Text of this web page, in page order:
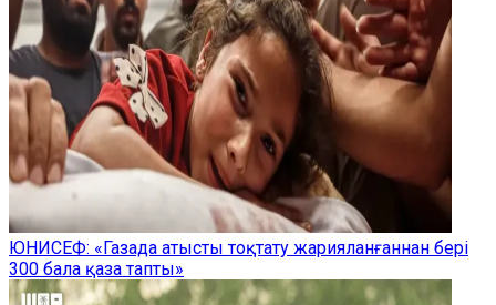
ЮНИСЕФ: «Газада атысты тоқтату жарияланғаннан бері
300 бала қаза тапты»